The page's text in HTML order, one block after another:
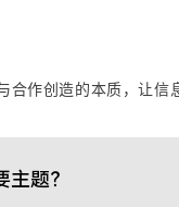
作创造的本质，让信
题？